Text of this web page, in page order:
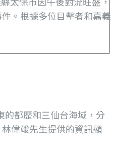
。根據多位目擊者和嘉義
的都歷和三仙台海域，分
偉竣先生提供的資訊顯